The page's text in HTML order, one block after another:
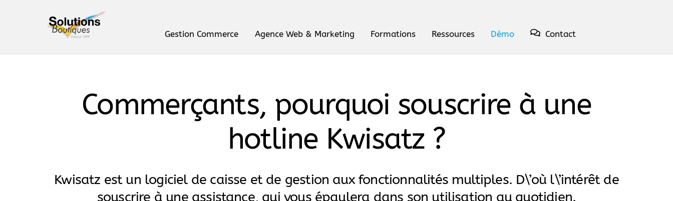
Gestion Commerce Agence Web & Marketing Formations Ressources Démo Contact
Commerçants, pourquoi souscrire à une
hotline Kwisatz ?
Kwisatz est un logiciel de caisse et de gestion aux fonctionnalités multiples. D\’où l\’intérêt de
souscrire à une assistance, qui vous épaulera dans son utilisation au quotidien.